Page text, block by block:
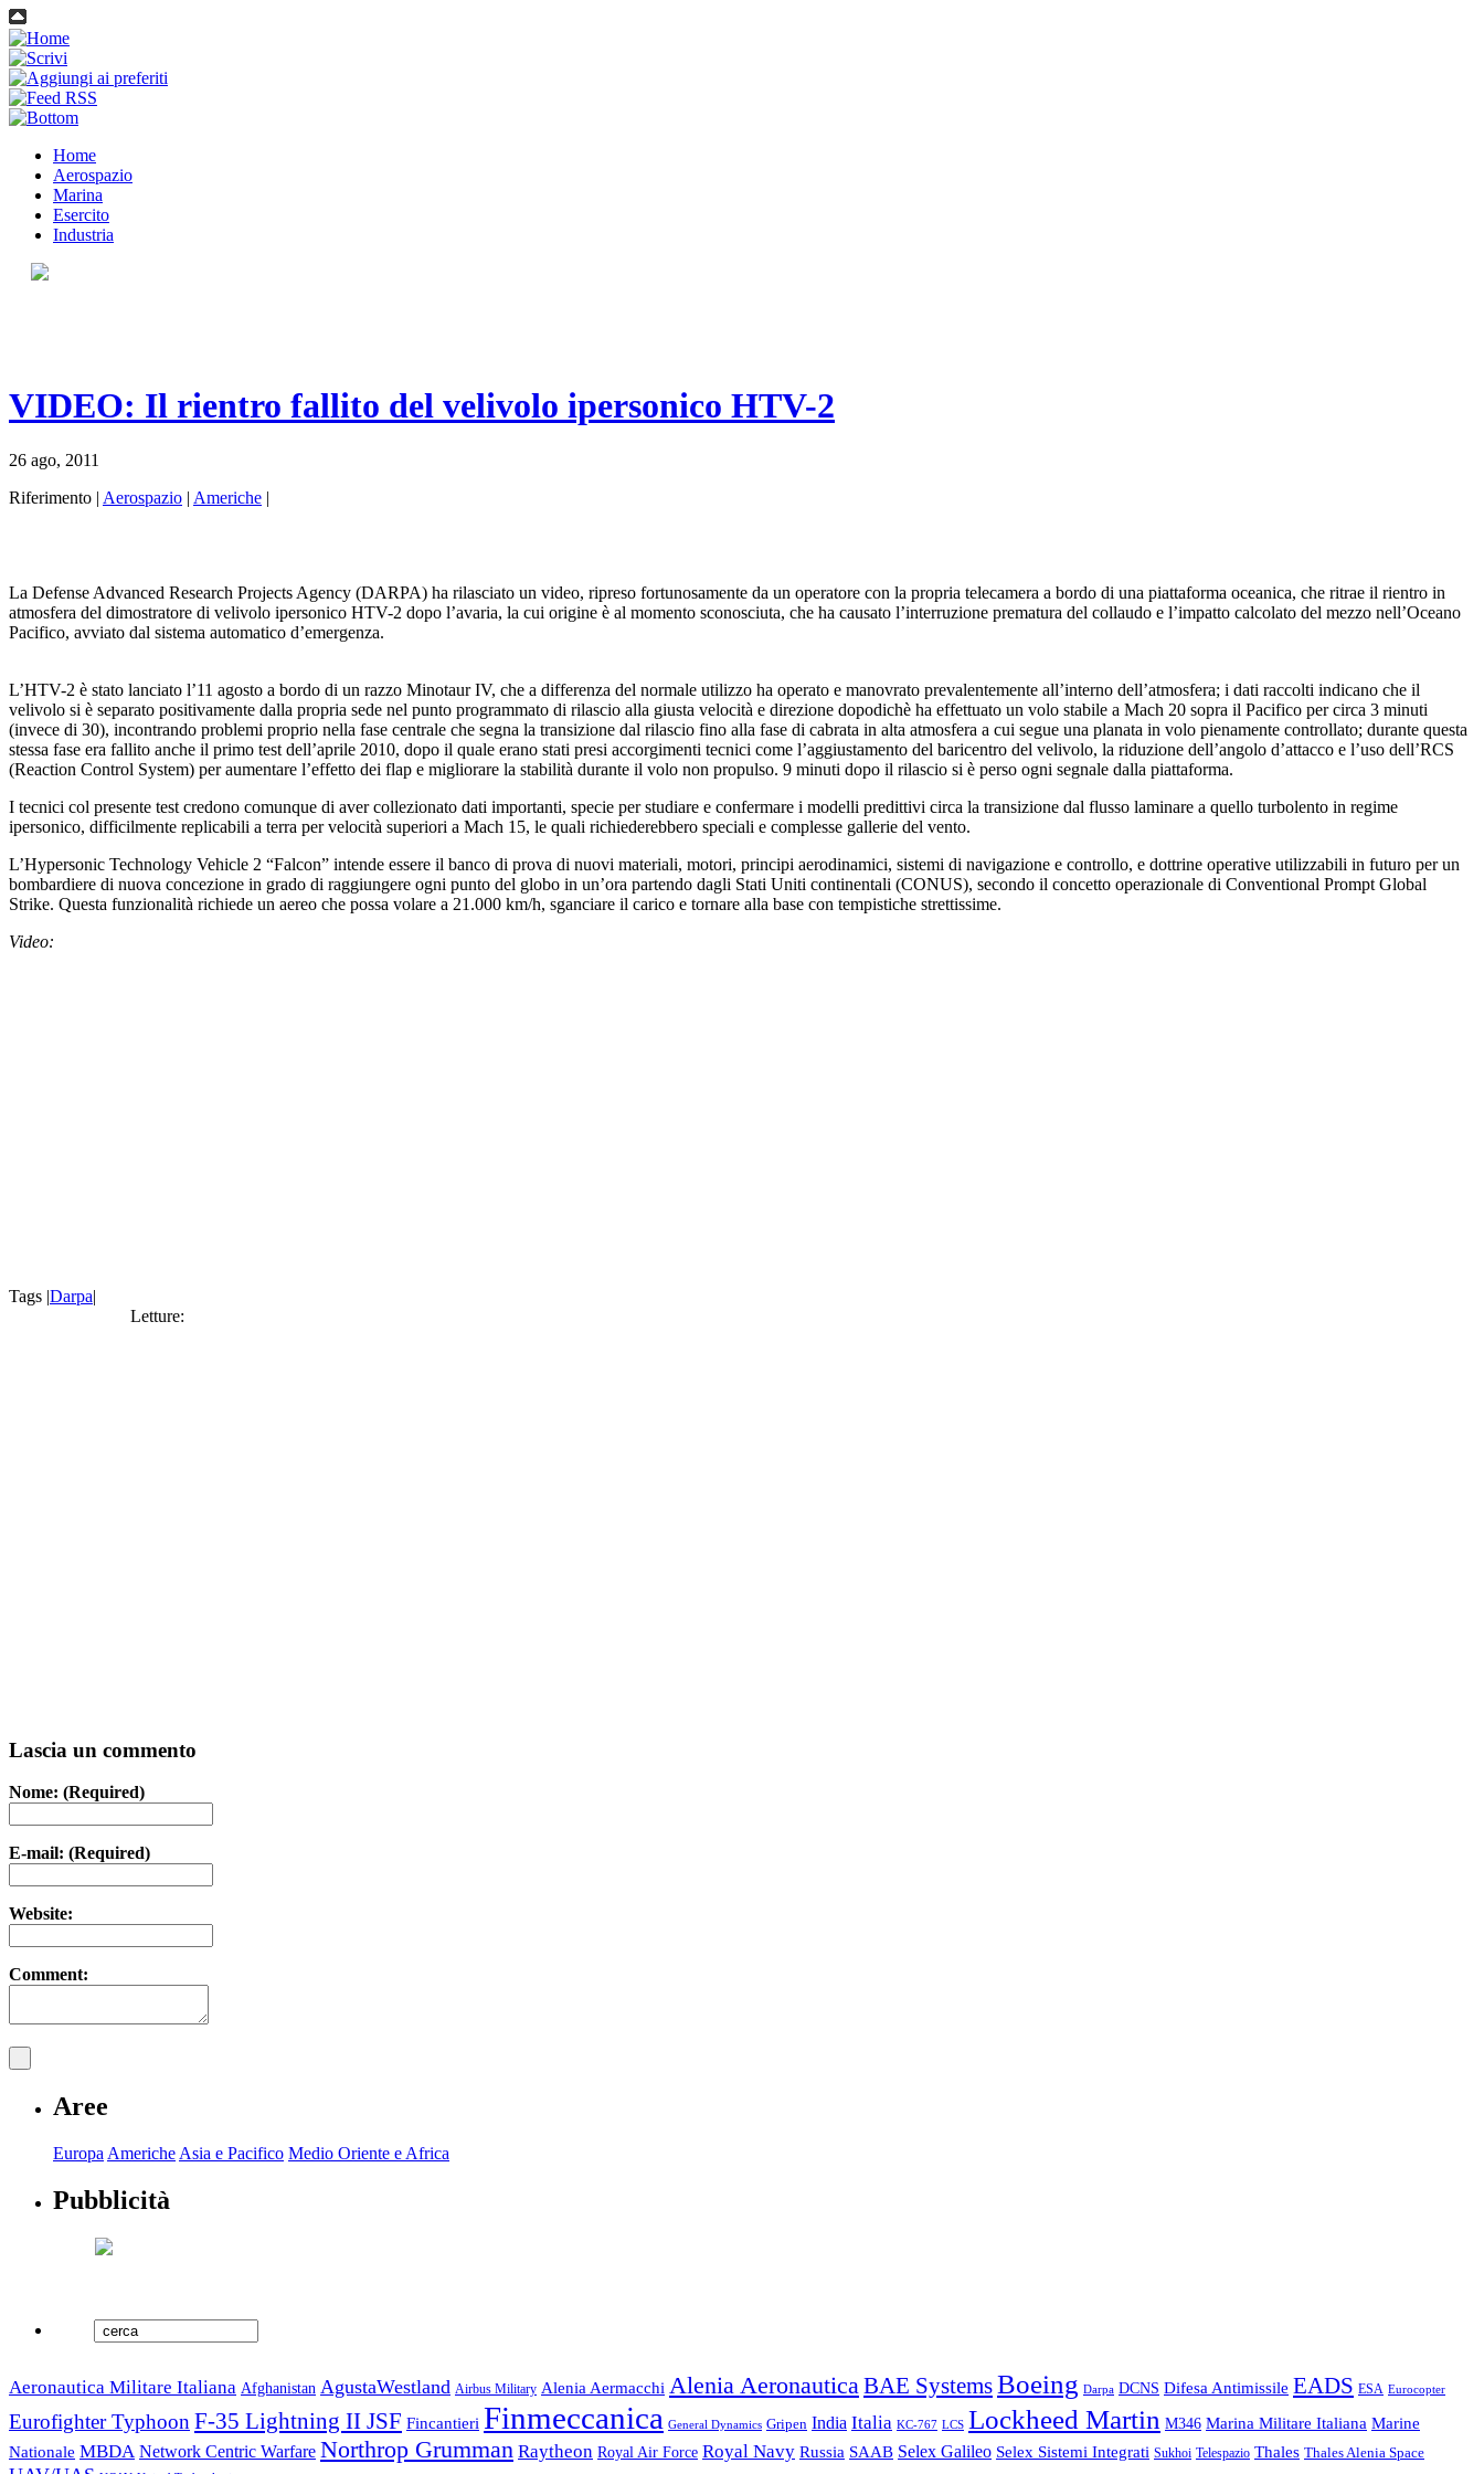
Home
Aerospazio
Marina
Esercito
Industria
VIDEO: Il rientro fallito del velivolo ipersonico HTV-2
26 ago, 2011
Riferimento | Aerospazio | Americhe |
La Defense Advanced Research Projects Agency (DARPA) ha rilasciato un video, ripreso fortunosamente da un operatore con la propria telecamera a bordo di una piattaforma oceanica, che ritrae il rientro in
atmosfera del dimostratore di velivolo ipersonico HTV-2 dopo l’avaria, la cui origine è al momento sconosciuta, che ha causato l’interruzione prematura del collaudo e l’impatto calcolato del mezzo nell’Oceano
Pacifico, avviato dal sistema automatico d’emergenza.
L’HTV-2 è stato lanciato l’11 agosto a bordo di un razzo Minotaur IV, che a differenza del normale utilizzo ha operato e manovrato prevalentemente all’interno dell’atmosfera; i dati raccolti indicano che il
velivolo si è separato positivamente dalla propria sede nel punto programmato di rilascio alla giusta velocità e direzione dopodichè ha effettuato un volo stabile a Mach 20 sopra il Pacifico per circa 3 minuti
(invece di 30), incontrando problemi proprio nella fase centrale che segna la transizione dal rilascio fino alla fase di cabrata in alta atmosfera a cui segue una planata in volo pienamente controllato; durante questa
stessa fase era fallito anche il primo test dell’aprile 2010, dopo il quale erano stati presi accorgimenti tecnici come l’aggiustamento del baricentro del velivolo, la riduzione dell’angolo d’attacco e l’uso dell’RCS
(Reaction Control System) per aumentare l’effetto dei flap e migliorare la stabilità durante il volo non propulso. 9 minuti dopo il rilascio si è perso ogni segnale dalla piattaforma.
I tecnici col presente test credono comunque di aver collezionato dati importanti, specie per studiare e confermare i modelli predittivi circa la transizione dal flusso laminare a quello turbolento in regime
ipersonico, difficilmente replicabili a terra per velocità superiori a Mach 15, le quali richiederebbero speciali e complesse gallerie del vento.
L’Hypersonic Technology Vehicle 2 “Falcon” intende essere il banco di prova di nuovi materiali, motori, principi aerodinamici, sistemi di navigazione e controllo, e dottrine operative utilizzabili in futuro per un
bombardiere di nuova concezione in grado di raggiungere ogni punto del globo in un’ora partendo dagli Stati Uniti continentali (CONUS), secondo il concetto operazionale di Conventional Prompt Global
Strike. Questa funzionalità richiede un aereo che possa volare a 21.000 km/h, sganciare il carico e tornare alla base con tempistiche strettissime.
Video:
Tags |Darpa|
Letture:
Lascia un commento
Nome: (Required)
E-mail: (Required)
Website:
Comment:
Aree
Europa Americhe Asia e Pacifico Medio Oriente e Africa
Pubblicità
Aeronautica Militare Italiana Afghanistan AgustaWestland Airbus Military Alenia Aermacchi Alenia AeronauticaBAE SystemsBoeing Darpa DCNS Difesa Antimissile EADS ESA Eurocopter
Eurofighter Typhoon F-35 Lightning II JSF Fincantieri Finmeccanica General Dynamics Gripen India Italia KC-767 LCS Lockheed Martin M346 Marina Militare Italiana Marine
Nationale MBDA Network Centric Warfare Northrop Grumman Raytheon Royal Air Force Royal Navy Russia SAAB Selex Galileo Selex Sistemi Integrati Sukhoi Telespazio Thales Thales Alenia Space